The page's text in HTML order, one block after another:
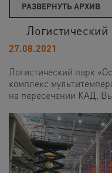
РАЗВЕРНУТЬ АРХИВ
27.08.2021
Логистический парк
комплекс
на пересечении КАД,